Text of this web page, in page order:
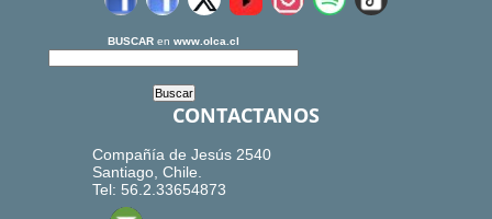
BUSCAR en www.olca.cl
CONTACTANOS
Compañía de Jesús 2540
Santiago, Chile.
Tel: 56.2.33654873